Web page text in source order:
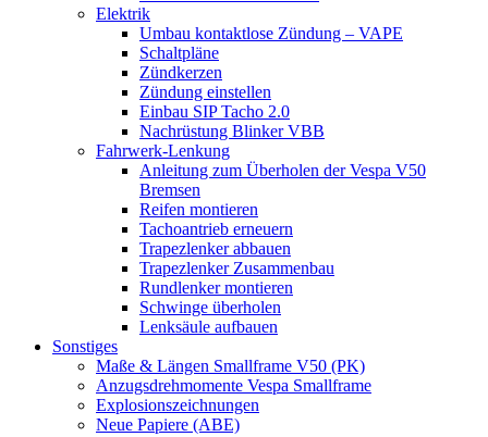
Elektrik
Umbau kontaktlose Zündung – VAPE
Schaltpläne
Zündkerzen
Zündung einstellen
Einbau SIP Tacho 2.0
Nachrüstung Blinker VBB
Fahrwerk-Lenkung
Anleitung zum Überholen der Vespa V50
Bremsen
Reifen montieren
Tachoantrieb erneuern
Trapezlenker abbauen
Trapezlenker Zusammenbau
Rundlenker montieren
Schwinge überholen
Lenksäule aufbauen
Sonstiges
Maße & Längen Smallframe V50 (PK)
Anzugsdrehmomente Vespa Smallframe
Explosionszeichnungen
Neue Papiere (ABE)